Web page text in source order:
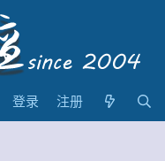
登录 注册